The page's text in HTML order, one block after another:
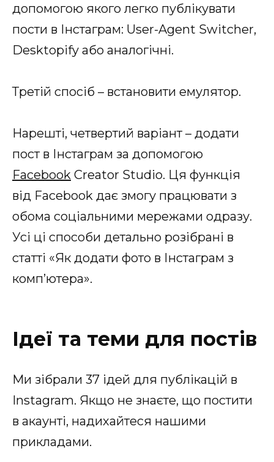
допомогою якого легко публікувати
пости в Інстаграм: User-Agent Switcher,
Desktopify або аналогічні.
Третій спосіб – встановити емулятор.
Нарешті, четвертий варіант – додати
пост в Інстаграм за допомогою
Facebook Creator Studio. Ця функція
від Facebook дає змогу працювати з
обома соціальними мережами одразу.
Усі ці способи детально розібрані в
статті «Як додати фото в Інстаграм з
комп’ютера».
Ідеї та теми для постів
Ми зібрали 37 ідей для публікацій в
Instagram. Якщо не знаєте, що постити
в акаунті, надихайтеся нашими
прикладами.